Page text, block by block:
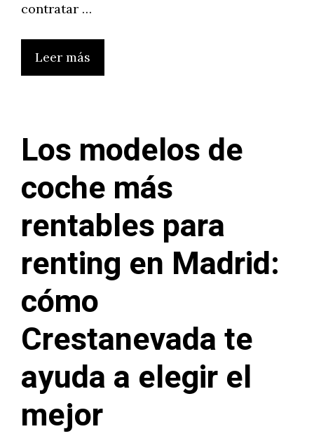
contratar …
Leer más
Los modelos de
coche más
rentables para
renting en Madrid:
cómo
Crestanevada te
ayuda a elegir el
mejor